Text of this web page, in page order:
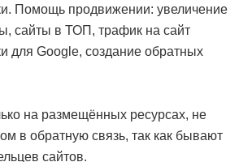
Помощь продвижении: увеличение
сайты в ТОП, трафик на сайт
для Google, создание обратных
на размещённых ресурсах, не
в обратную связь, так как бывают
сайтов.